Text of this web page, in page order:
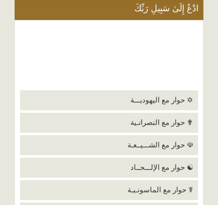
ادْعُ إِلَىٰ سَبِيلِ رَبِّكَ
✡ حوار مع اليهوديـــة
✟ حوار مع النصرانـية
☫ حوار مع الشـــيــعـة
☯ حوار مع الإلـــحــاد
☤ حوار مع الماسونـيـة